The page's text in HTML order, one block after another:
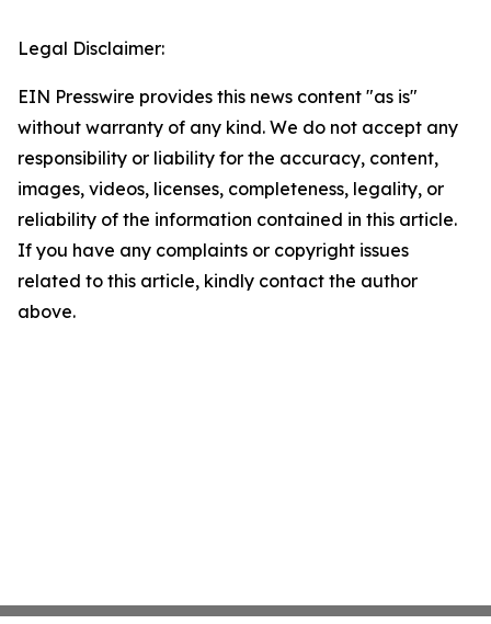
Legal Disclaimer:
EIN Presswire provides this news content "as is"
without warranty of any kind. We do not accept any
responsibility or liability for the accuracy, content,
images, videos, licenses, completeness, legality, or
reliability of the information contained in this article.
If you have any complaints or copyright issues
related to this article, kindly contact the author
above.